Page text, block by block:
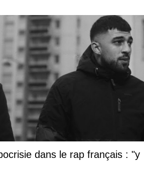
dans le rap français : "y